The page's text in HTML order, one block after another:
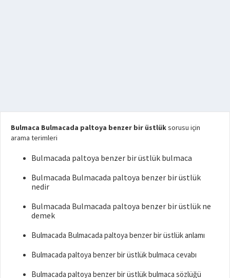
Bulmaca Bulmacada paltoya benzer bir üstlüksorusu için
arama terimleri
Bulmacada paltoya benzer bir üstlük bulmaca
Bulmacada Bulmacada paltoya benzer bir üstlük
nedir
Bulmacada Bulmacada paltoya benzer bir üstlük ne
demek
Bulmacada Bulmacada paltoya benzer bir üstlük anlamı
Bulmacada paltoya benzer bir üstlük bulmaca cevabı
Bulmacada paltoya benzer bir üstlük bulmaca sözlüğü